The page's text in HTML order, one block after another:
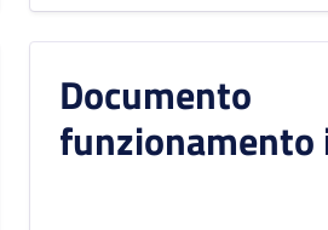
Documento